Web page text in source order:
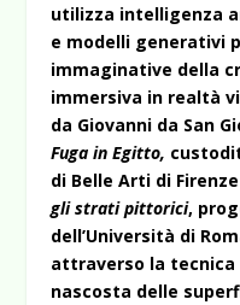
utilizza intelligenza
e modelli generativi
immaginative della
immersiva in realtà
da Giovanni da San
Fuga in Egitto,
di Belle Arti di
gli strati pittorici,
dell’Università di
attraverso la tecnica
nascosta delle